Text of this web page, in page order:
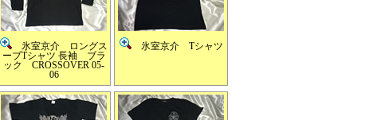
氷室京介 ロングス
ーブTシャツ 長袖 ブラ
ック CROSSOVER 05-
06
氷室京介 Tシャツ